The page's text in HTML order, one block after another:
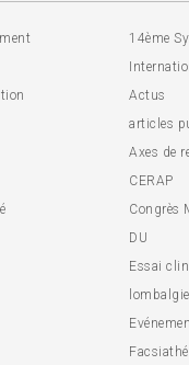
14ème
Actus
articles
Axes de
CERAP
Congrès
DU
Essai